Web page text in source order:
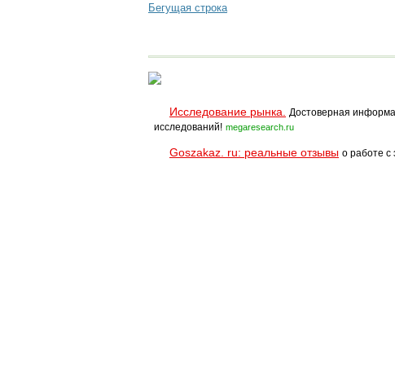
Бегущая строка
Исследование рынка.
Достоверная
исследований! megaresearch.ru
Goszakaz. ru: реальные отзывы о работе с